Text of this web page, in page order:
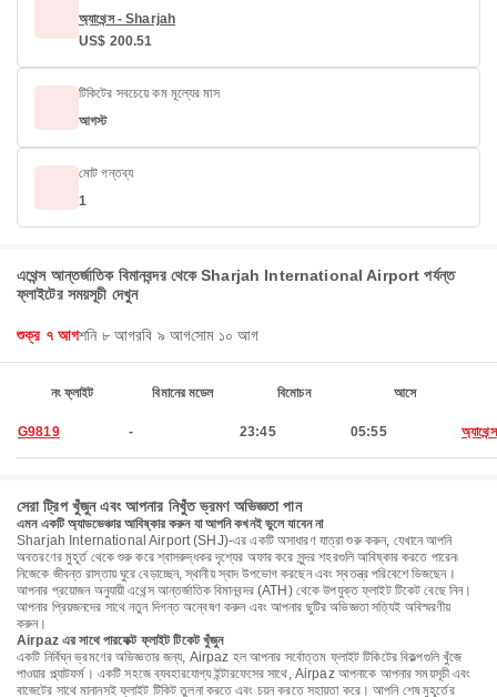
অ্যাথেন্স - Sharjah
US$ 200.51
টিকিটের সবচেয়ে কম মূল্যের মাস
আগস্ট
মোট গন্তব্য
1
এথেন্স আন্তর্জাতিক বিমানবন্দর থেকে Sharjah International Airport পর্যন্ত
ফ্লাইটের সময়সূচী দেখুন
শুক্র ৭ আগশনি ৮ আগরবি ৯ আগসোম ১০ আগ
নং ফ্লাইট বিমানের মডেল বিমোচন আসে
G9819 - 23:45 05:55 অ্যাথেন্স
সেরা ট্রিপ খুঁজুন এবং আপনার নিখুঁত ভ্রমণ অভিজ্ঞতা পান
এমন একটি অ্যাডভেঞ্চার আবিষ্কার করুন যা আপনি কখনই ভুলে যাবেন না
Sharjah International Airport (SHJ)-এর একটি অসাধারণ যাত্রা শুরু করুন, যেখানে আপনি
অবতরণের মুহূর্ত থেকে শুরু করে শ্বাসরুদ্ধকর দৃশ্যের অফার করে সুন্দর শহরগুলি আবিষ্কার করতে পারেন৷
নিজেকে জীবন্ত রাস্তায় ঘুরে বেড়াচ্ছেন, স্থানীয় স্বাদ উপভোগ করছেন এবং স্বতন্ত্র পরিবেশে ভিজছেন।
আপনার প্রয়োজন অনুযায়ী এথেন্স আন্তর্জাতিক বিমানবন্দর (ATH) থেকে উপযুক্ত ফ্লাইট টিকেট বেছে নিন।
আপনার প্রিয়জনদের সাথে নতুন দিগন্ত অন্বেষণ করুন এবং আপনার ছুটির অভিজ্ঞতা সত্যিই অবিস্মরণীয়
করুন।
Airpaz এর সাথে পারফেক্ট ফ্লাইট টিকেট খুঁজুন
একটি নির্বিঘ্ন ভ্রমণের অভিজ্ঞতার জন্য, Airpaz হল আপনার সর্বোত্তম ফ্লাইট টিকিটের বিকল্পগুলি খুঁজে
পাওয়ার প্ল্যাটফর্ম। একটি সহজে ব্যবহারযোগ্য ইন্টারফেসের সাথে, Airpaz আপনাকে আপনার সময়সূচী এবং
বাজেটের সাথে মানানসই ফ্লাইট টিকিট তুলনা করতে এবং চয়ন করতে সহায়তা করে। আপনি শেষ মুহূর্তের